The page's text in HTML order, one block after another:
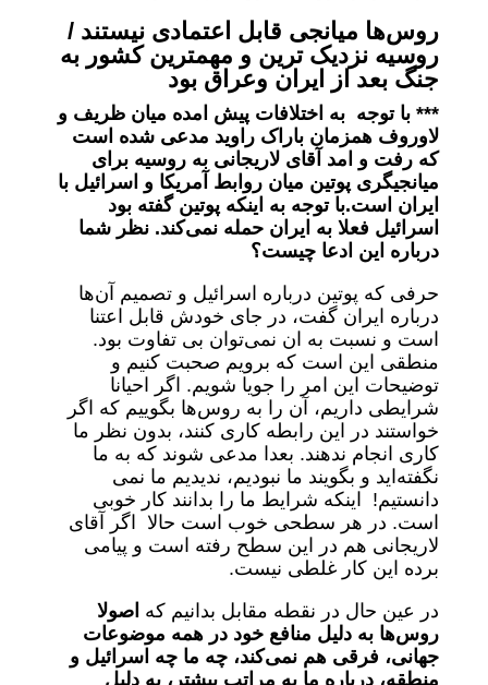
روس‌ها میانجی قابل اعتمادی نیستند /
روسیه نزدیک ترین و مهمترین کشور به
جنگ بعد از ایران وعراق بود
*** با توجه به اختلافات پیش امده میان ظریف و
لاوروف همزمان باراک راوید مدعی شده است
که رفت و امد آقای لاریجانی به روسیه برای
میانجیگری پوتین میان روابط آمریکا و اسرائیل با
ایران است.با توجه به اینکه پوتین گفته بود
اسرائیل فعلا به ایران حمله نمی‌کند. نظر شما
درباره این ادعا چیست؟
حرفی که پوتین درباره اسرائیل و تصمیم آن‌ها
درباره ایران گفت، در جای خودش قابل اعتنا
است و نسبت به ان نمی‌توان بی تفاوت بود.
منطقی این است که برویم صحبت کنیم و
توضیحات این امر را جویا شویم. اگر احیانا
شرایطی داریم، آن را به روس‌ها بگوییم که اگر
خواستند در این رابطه کاری کنند، بدون نظر ما
کاری انجام ندهند. بعدا مدعی شوند که به ما
نگفته‌اید و بگویند ما نبودیم، ندیدیم ما نمی
دانستیم! اینکه شرایط ما را بدانند کار خوبی
است. در هر سطحی خوب است حالا اگر آقای
لاریجانی هم در این سطح رفته است و پیامی
برده این کار غلطی نیست.
در عین حال در نقطه مقابل بدانیم که اصولا
روس‌ها به دلیل منافع خود در همه موضوعات
جهانی، فرقی هم نمی‌کند، چه ما چه اسرائیل و
منطقه، درباره ما به مراتب بیشتر، به دلیل